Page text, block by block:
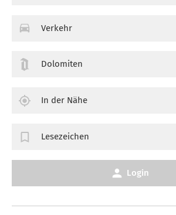
Verkehr
Dolomiten
In der Nähe
Lesezeichen
Login